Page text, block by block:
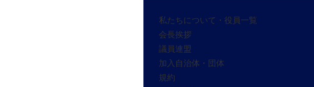
私たちについて・役員一覧
会長挨拶
議員連盟
加入自治体・団体
規約